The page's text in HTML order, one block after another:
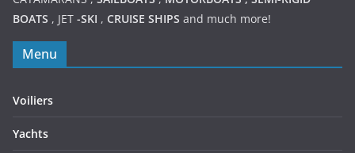
BOATS , JET -SKI , CRUISE SHIPS and much more!
Menu
Voiliers
Yachts